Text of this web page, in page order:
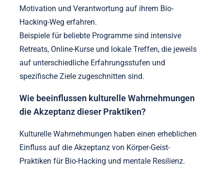
Motivation und Verantwortung auf ihrem Bio-
Hacking-Weg erfahren.
Beispiele für beliebte Programme sind intensive
Retreats, Online-Kurse und lokale Treffen, die jeweils
auf unterschiedliche Erfahrungsstufen und
spezifische Ziele zugeschnitten sind.
Wie beeinflussen kulturelle Wahrnehmungen
die Akzeptanz dieser Praktiken?
Kulturelle Wahrnehmungen haben einen erheblichen
Einfluss auf die Akzeptanz von Körper-Geist-
Praktiken für Bio-Hacking und mentale Resilienz.